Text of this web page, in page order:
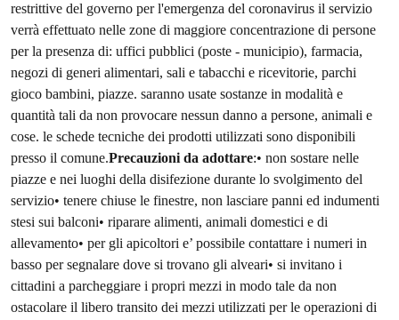
restrittive del governo per l'emergenza del coronavirus il servizio
verrà effettuato nelle zone di maggiore concentrazione di persone
per la presenza di: uffici pubblici (poste - municipio), farmacia,
negozi di generi alimentari, sali e tabacchi e ricevitorie, parchi
gioco bambini, piazze. saranno usate sostanze in modalità e
quantità tali da non provocare nessun danno a persone, animali e
cose. le schede tecniche dei prodotti utilizzati sono disponibili
presso il comune.Precauzioni da adottare:• non sostare nelle
piazze e nei luoghi della disifezione durante lo svolgimento del
servizio• tenere chiuse le finestre, non lasciare panni ed indumenti
stesi sui balconi• riparare alimenti, animali domestici e di
allevamento• per gli apicoltori e’ possibile contattare i numeri in
basso per segnalare dove si trovano gli alveari• si invitano i
cittadini a parcheggiare i propri mezzi in modo tale da non
ostacolare il libero transito dei mezzi utilizzati per le operazioni di